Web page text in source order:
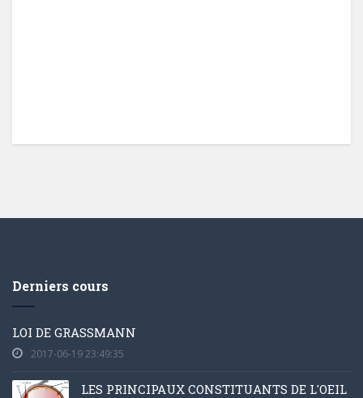
Derniers cours
LOI DE GRASSMANN
2017-06-19 23:49:35
LES PRINCIPAUX CONSTITUANTS DE L'OEIL